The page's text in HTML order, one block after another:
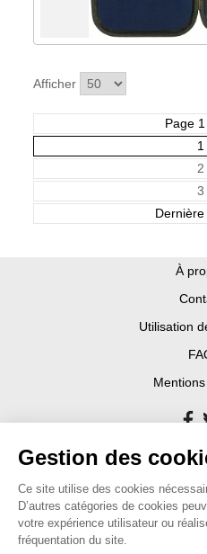
Afficher
Page
1
2
3
À
Utilisation
Gestion des
Ce site utilise des cookies
D’autres catégories de cookies
votre expérience utilisateur ou
fréquentation du site.